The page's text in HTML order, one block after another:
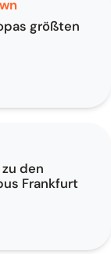
größten
den
Frankfurt